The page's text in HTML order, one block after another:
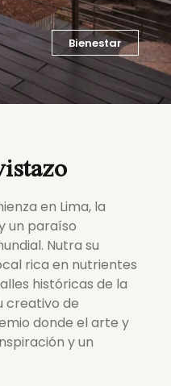
Bienestar
en Lima, la
un paraíso
Nutra su
rica en nutrientes
históricas de la
creativo de
donde el arte y
y un